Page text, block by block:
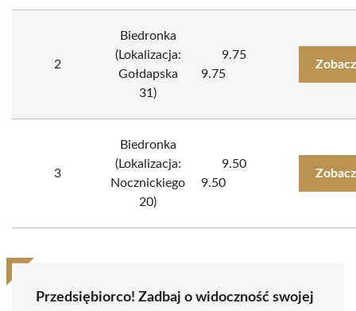
2
Biedronka
(Lokalizacja:
Gołdapska
31)
9.75
9.75
3
Biedronka
(Lokalizacja:
Nocznickiego
20)
9.50
9.50
Przedsiębiorco! Zadbaj o widoczność swojej